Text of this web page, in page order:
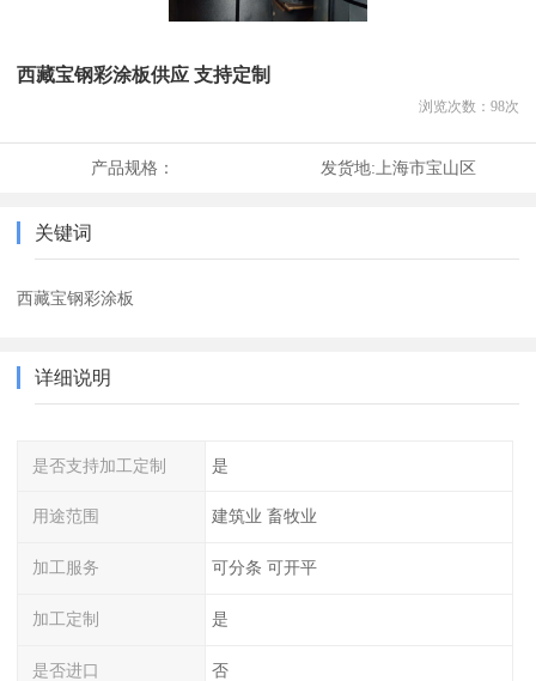
西藏宝钢彩涂板供应 支持定制
浏览次数： 98次
产品规格： 发货地:上海市宝山区
关键词
西藏宝钢彩涂板
详细说明
是否支持加工定制 是
用途范围 建筑业 畜牧业
加工服务 可分条 可开平
加工定制 是
是否进口 否